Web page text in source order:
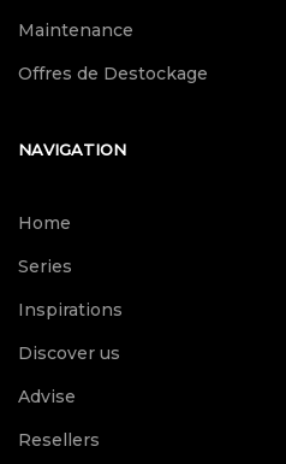
Maintenance
Offres de Destockage
NAVIGATION
Home
Series
Inspirations
Discover us
Advise
Resellers